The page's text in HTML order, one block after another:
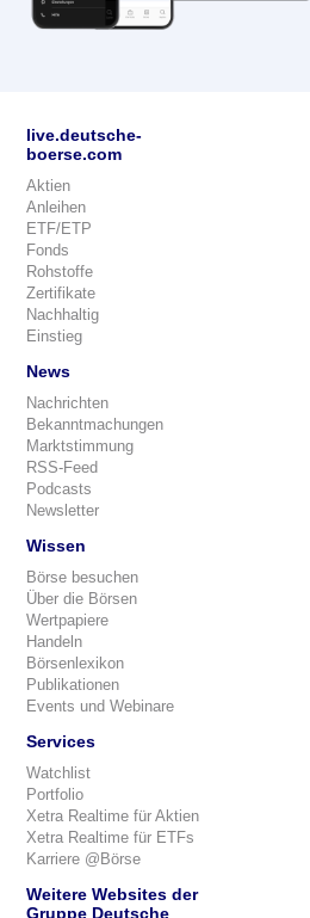
live.deutsche-
boerse.com
Aktien
Anleihen
ETF/ETP
Fonds
Rohstoffe
Zertifikate
Nachhaltig
Einstieg
News
Nachrichten
Bekanntmachungen
Marktstimmung
RSS-Feed
Podcasts
Newsletter
Wissen
Börse besuchen
Über die Börsen
Wertpapiere
Handeln
Börsenlexikon
Publikationen
Events und Webinare
Services
Watchlist
Portfolio
Xetra Realtime für Aktien
Xetra Realtime für ETFs
Karriere @Börse
Weitere Websites der
Gruppe Deutsche